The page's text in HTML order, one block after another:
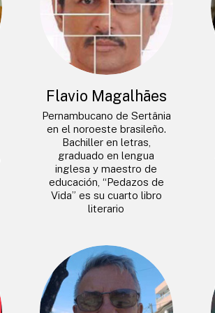
Flavio Magalhães
Pernambucano de Sertânia
en el noroeste brasileño.
Bachiller en letras,
graduado en lengua
inglesa y maestro de
educación, “Pedazos de
Vida” es su cuarto libro
literario